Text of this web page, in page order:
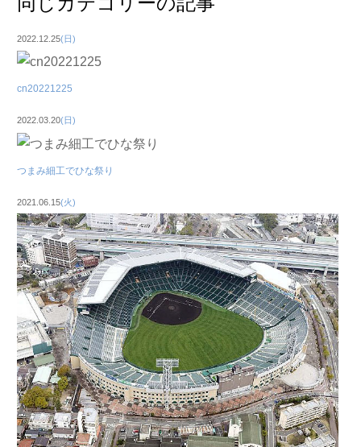
2022.12.25(日)
cn20221225
2022.03.20(日)
つまみ細工でひな祭り
2021.06.15(火)